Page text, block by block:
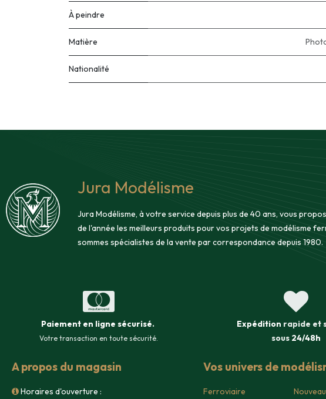
À peindre
Matière
Nationalité
Jura Modélisme
Jura Modélisme, à votre service depuis plus de 40 ans, vous
de l'année les meilleurs produits pour vos projets de modélisme
sommes spécialistes de la vente par correspondance depuis 1980.
Paiement en ligne sécurisé.
Votre transaction en toute sécurité.
Expédition rapide et
sous 24/48h
A propos du magasin
Horaires d'ouverture :
Vos univers de
Ferroviaire